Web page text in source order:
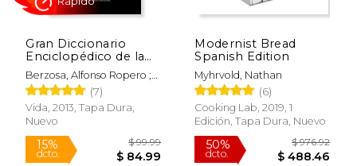
Gran Diccionario
Enciclopédico de la
Biblia
Berzosa, Alfonso Ropero ;
Zondervan
(7)
Vida, 2013, Tapa Dura,
Nuevo
Modernist Bread
Spanish Edition
Myhrvold, Nathan
(6)
Cooking Lab, 2019, 1
Edición, Tapa Dura, Nuevo